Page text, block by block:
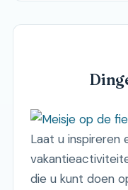
Laat u inspireren
die u kunt doen